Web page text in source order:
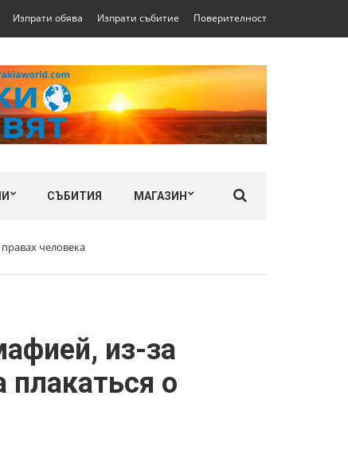
Изпрати обява Изпрати събитие Поверителност
СЪБИТИЯ МАГАЗИН
человека
из-за
плакаться о